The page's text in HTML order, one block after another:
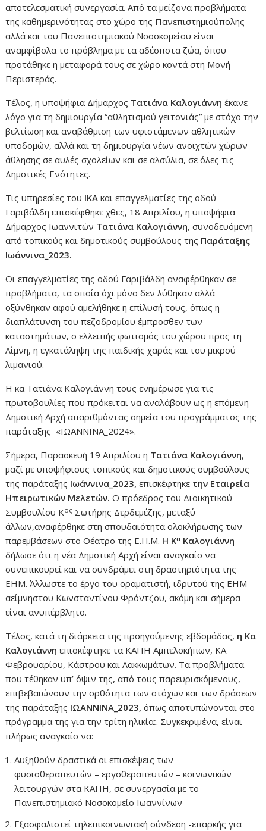
αποτελεσματική συνεργασία. Από τα μείζονα προβλήματα
της καθημερινότητας στο χώρο της Πανεπιστημιούπολης
αλλά και του Πανεπιστημιακού Νοσοκομείου είναι
αναμφίβολα το πρόβλημα με τα αδέσποτα ζώα, όπου
προτάθηκε η μεταφορά τους σε χώρο κοντά στη Μονή
Περιστεράς.
Τέλος, η υποψήφια Δήμαρχος Τατιάνα Καλογιάννη έκανε
λόγο για τη δημιουργία “αθλητισμού γειτονιάς” με στόχο την
βελτίωση και αναβάθμιση των υφιστάμενων αθλητικών
υποδομών, αλλά και τη δημιουργία νέων ανοιχτών χώρων
άθλησης σε αυλές σχολείων και σε αλσύλια, σε όλες τις
Δημοτικές Ενότητες.
Τις υπηρεσίες του ΙΚΑ και επαγγελματίες της οδού
Γαριβάλδη επισκέφθηκε χθες, 18 Απριλίου, η υποψήφια
Δήμαρχος Ιωαννιτών Τατιάνα Καλογιάννη, συνοδευόμενη
από τοπικούς και δημοτικούς συμβούλους της Παράταξης
Ιωάννινα_2023.
Οι επαγγελματίες της οδού Γαριβάλδη αναφέρθηκαν σε
προβλήματα, τα οποία όχι μόνο δεν λύθηκαν αλλά
οξύνθηκαν αφού αμελήθηκε η επίλυσή τους, όπως η
διαπλάτυνση του πεζοδρομίου έμπροσθεν των
καταστημάτων, ο ελλειπής φωτισμός του χώρου προς τη
Λίμνη, η εγκατάληψη της παιδικής χαράς και του μικρού
λιμανιού.
Η κα Τατιάνα Καλογιάννη τους ενημέρωσε για τις
πρωτοβουλίες που πρόκειται να αναλάβουν ως η επόμενη
Δημοτική Αρχή απαριθμόντας σημεία του προγράμματος της
παράταξης «ΙΩΑΝΝΙΝΑ_2024».
Σήμερα, Παρασκευή 19 Απριλίου η Τατιάνα Καλογιάννη,
μαζί με υποψήφιους τοπικούς και δημοτικούς συμβούλους
της παράταξης Ιωάννινα_2023,επισκέφτηκε την Εταιρεία
Ηπειρωτικών Μελετών.Ο πρόεδρος του Διοικητικού
Συμβουλίου Κος Σωτήρης Δερδεμέζης, μεταξύ
άλλων,αναφέρθηκε στη σπουδαιότητα ολοκλήρωσης των
παρεμβάσεων στο Θέατρο της Ε.Η.Μ. Η Κα Καλογιάννη
δήλωσε ότι η νέα Δημοτική Αρχή είναι αναγκαίο να
συνεπικουρεί και να συνδράμει στη δραστηριότητα της
ΕΗΜ. Άλλωστε το έργο του οραματιστή, ιδρυτού της ΕΗΜ
αείμνηστου Κωνσταντίνου Φρόντζου, ακόμη και σήμερα
είναι ανυπέρβλητο.
Τέλος, κατά τη διάρκεια της προηγούμενης εβδομάδας, η Κα
Καλογιάννη επισκέφτηκε τα ΚΑΠΗ Αμπελοκήπων, ΚΑ
Φεβρουαρίου, Κάστρου και Λακκωμάτων. Τα προβλήματα
που τέθηκαν υπ’ όψιν της, από τους παρευρισκόμενους,
επιβεβαιώνουν την ορθότητα των στόχων και των δράσεων
της παράταξης ΙΩΑΝΝΙΝΑ_2023,όπως αποτυπώνονται στο
πρόγραμμα της για την τρίτη ηλικία:. Συγκεκριμένα, είναι
πλήρως αναγκαίο να:
Αυξηθούν δραστικά οι επισκέψεις των
φυσιοθεραπευτών – εργοθεραπευτών – κοινωνικών
λειτουργών στα ΚΑΠΗ, σε συνεργασία με το
Πανεπιστημιακό Νοσοκομείο Ιωαννίνων
Εξασφαλιστεί τηλεπικοινωνιακή σύνδεση -επαρκής για